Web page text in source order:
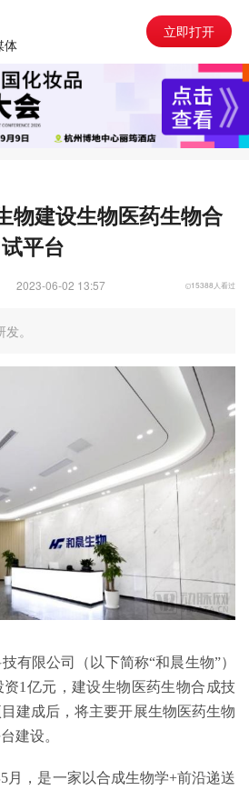
体
立即打开
物建设生物医药生物合
平台
2023-06-02 13:57 15388人看过
。
有限公司（以下简称“和晨生物”）
1亿元，建设生物医药生物合成技
建成后，将主要开展生物医药生物
建设。
月，是一家以合成生物学+前沿递送